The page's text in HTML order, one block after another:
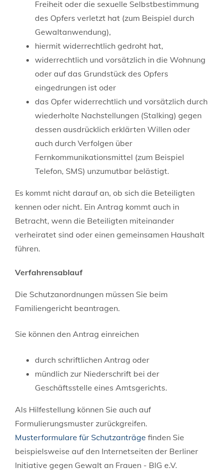
Freiheit oder die sexuelle Selbstbestimmung
des Opfers verletzt hat (zum Beispiel durch
Gewaltanwendung),
hiermit widerrechtlich gedroht hat,
widerrechtlich und vorsätzlich in die Wohnung
oder auf das Grundstück des Opfers
eingedrungen ist oder
das Opfer widerrechtlich und vorsätzlich durch
wiederholte Nachstellungen (Stalking) gegen
dessen ausdrücklich erklärten Willen oder
auch durch Verfolgen über
Fernkommunikationsmittel (zum Beispiel
Telefon, SMS) unzumutbar belästigt.
Es kommt nicht darauf an, ob sich die Beteiligten
kennen oder nicht. Ein Antrag kommt auch in
Betracht, wenn die Beteiligten miteinander
verheiratet sind oder einen gemeinsamen Haushalt
führen.
Verfahrensablauf
Die Schutzanordnungen müssen Sie beim
Familiengericht beantragen.
Sie können den Antrag einreichen
durch schriftlichen Antrag oder
mündlich zur Niederschrift bei der
Geschäftsstelle eines Amtsgerichts.
Als Hilfestellung können Sie auch auf
Formulierungsmuster zurückgreifen.
Musterformulare für Schutzanträge finden Sie
beispielsweise auf den Internetseiten der Berliner
Initiative gegen Gewalt an Frauen - BIG e.V.